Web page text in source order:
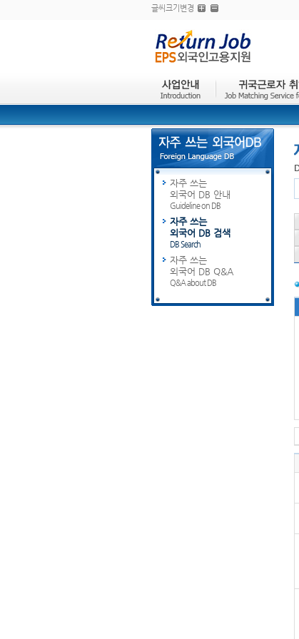
글씨크기변경
자주 쓰는
외국어 DB 안내
Guideline on DB
자주 쓰는
외국어 DB 검색
DB Search
자주 쓰는
외국어 DB Q&A
Q&A about DB